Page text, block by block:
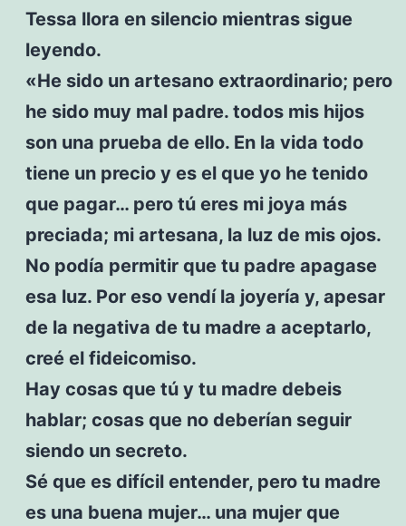
Tessa llora en silencio mientras sigue
leyendo.
«He sido un artesano extraordinario; pero
he sido muy mal padre. todos mis hijos
son una prueba de ello. En la vida todo
tiene un precio y es el que yo he tenido
que pagar… pero tú eres mi joya más
preciada; mi artesana, la luz de mis ojos.
No podía permitir que tu padre apagase
esa luz. Por eso vendí la joyería y, apesar
de la negativa de tu madre a aceptarlo,
creé el fideicomiso.
Hay cosas que tú y tu madre debeis
hablar; cosas que no deberían seguir
siendo un secreto.
Sé que es difícil entender, pero tu madre
es una buena mujer… una mujer que